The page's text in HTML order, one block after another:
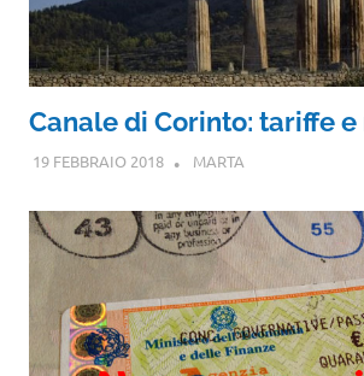
Canale di Corinto: tariffe
19 FEBBRAIO 2018 MARTA